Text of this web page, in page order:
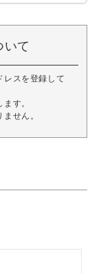
いて
レスを登録して
す。
せん。